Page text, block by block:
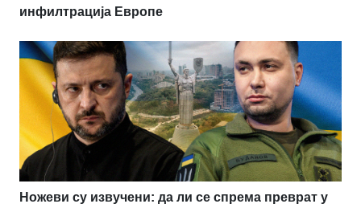
инфилтрација Европе
Ножеви су извучени: да ли се спрема преврат у